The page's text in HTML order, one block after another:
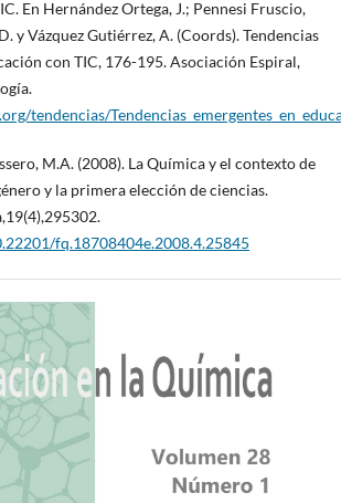
En Hernández Ortega, J.; Pennesi Fruscio,
y Vázquez Gutiérrez, A. (Coords). Tendencias
con TIC, 176-195. Asociación Espiral,
tendencias/
M.A. (2008). La Química y el contexto de
y la primera elección de ciencias.
fq.18708404e.2008.4.25845